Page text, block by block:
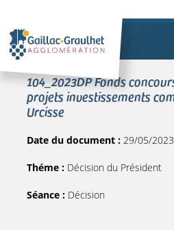
104_2023DP Fonds
projets investissements
Urcisse
Date du document : 29/05/2023
Théme : Décision du Président
Séance : Décision